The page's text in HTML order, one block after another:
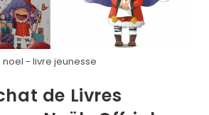
noel - livre jeunesse
de Livres